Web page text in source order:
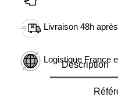
Livraison 48h
Logistique France
Description